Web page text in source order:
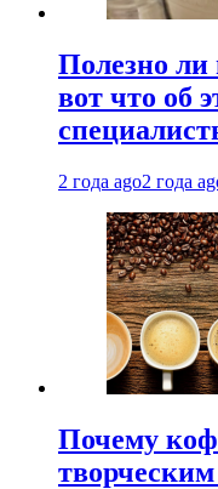
Полезно ли
вот что об
2 года ago2 года
Почему